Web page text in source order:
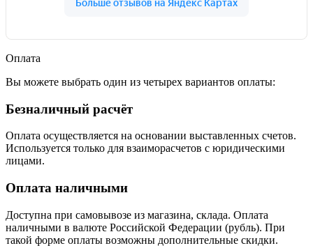
Оплата
Вы можете выбрать один из четырех вариантов оплаты:
Безналичный расчёт
Оплата осуществляется на основании выставленных счетов.
Используется только для взаиморасчетов с юридическими
лицами.
Оплата наличными
Доступна при самовывозе из магазина, склада. Оплата
наличными в валюте Российской Федерации (рубль). При
такой форме оплаты возможны дополнительные скидки.